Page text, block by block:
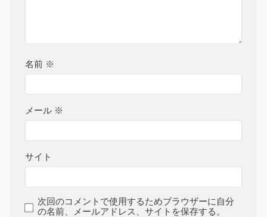
名前 ※
メール ※
サイト
次回のコメントで使用するためブラウザーに自分
の名前、メールアドレス、サイトを保存する。